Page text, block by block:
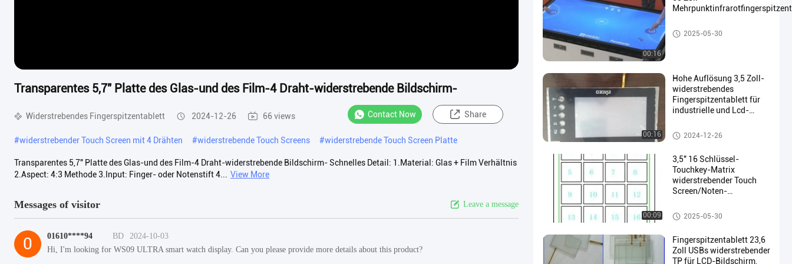
Transparentes 5,7" Platte des Glas-und des Film-4 Draht-widerstrebende Bildschirm-
Widerstrebendes Fingerspitzentablett 2024-12-26 66 views Contact Now Share
#widerstrebender Touch Screen mit 4 Drähten #widerstrebende Touch Screens #widerstrebende Touch Screen Platte
Transparentes 5,7" Platte des Glas-und des Film-4 Draht-widerstrebende Bildschirm- Schnelles Detail: 1.Material: Glas + Film Verhältnis
2.Aspect: 4:3 Methode 3.Input: Finger- oder Notenstift 4... View More
Messages of visitor Leave a message
0 01610****94 BD
2024-10-03
Hi, I'm looking for WS09 ULTRA smart watch display. Can you please provide more details about this product?
00:16
Widerstrebendes Fingerspitzentablett
2025-05-30
00:16
Hohe Auflösung 3,5 Zoll-
widerstrebendes
Fingerspitzentablett für
industrielle und Lcd-
Widerstrebendes Fingerspitzen
tablett
2024-12-26
00:09
3,5" 16 Schlüssel-
Touchkey-Matrix
widerstrebender Touch
Screen/Noten-
Widerstrebendes Fingerspitzen
tablett
2025-05-30
Fingerspitzentablett 23,6
Zoll USBs widerstrebender
TP für LCD-Bildschirm,